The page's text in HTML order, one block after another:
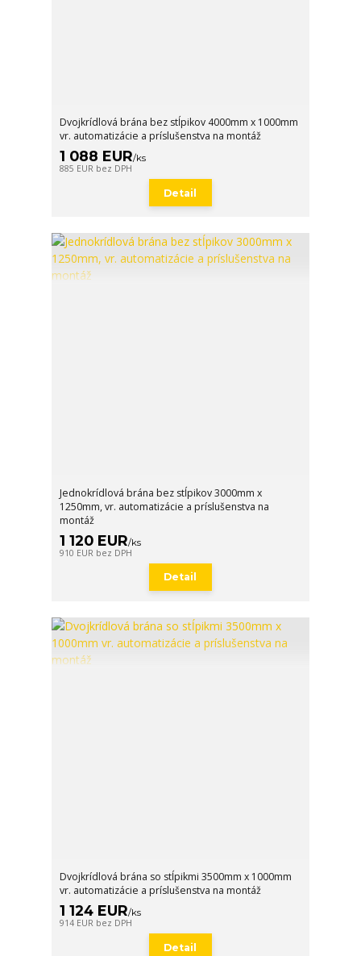
Dvojkrídlová brána bez stĺpikov 4000mm x 1000mm
vr. automatizácie a príslušenstva na montáž
1 088 EUR/ks
885 EUR bez DPH
Detail
Jednokrídlová brána bez stĺpikov 3000mm x
1250mm, vr. automatizácie a príslušenstva na
montáž
1 120 EUR/ks
910 EUR bez DPH
Detail
Dvojkrídlová brána so stĺpikmi 3500mm x 1000mm
vr. automatizácie a príslušenstva na montáž
1 124 EUR/ks
914 EUR bez DPH
Detail